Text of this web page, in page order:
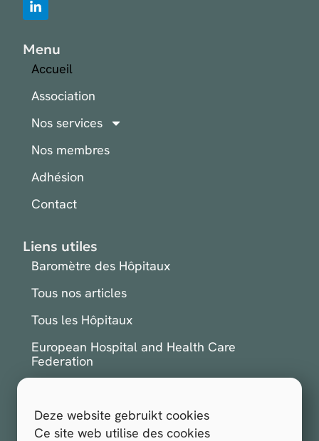
Deze website gebruikt cookies
Ce site web utilise des cookies
Menu
Accueil
Association
Nos services
Nos membres
Adhésion
Contact
Liens utiles
Baromètre des Hôpitaux
Tous nos articles
Tous les Hôpitaux
European Hospital and Health Care
Federation
S'inscrire à la newsletter